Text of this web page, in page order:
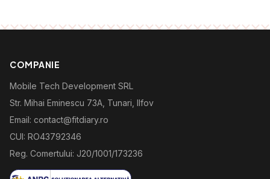
COMPANIE
Mobile Tech Development SRL
Str. Mihai Eminescu 73A, Tunari, Ilfov
Email: contact@fitdiary.ro
CUI: RO43792346
Reg. Comertului: J20/1001/173236